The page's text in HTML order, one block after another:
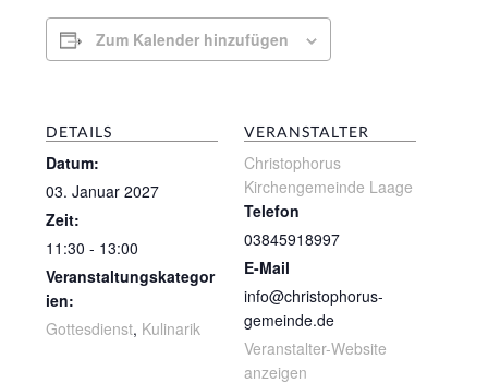
Zum Kalender hinzufügen
DETAILS
Datum:
03. Januar 2027
Zeit:
11:30 - 13:00
Veranstaltungskategor
ien:
Gottesdienst, Kulinarik
VERANSTALTER
Christophorus
Kirchengemeinde Laage
Telefon
03845918997
E-Mail
info@christophorus-
gemeinde.de
Veranstalter-Website
anzeigen